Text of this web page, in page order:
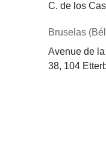
C. de los
Bruselas
Avenue de
38, 104